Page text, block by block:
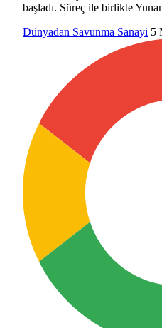
başladı. Süreç ile birlikte
Dünyadan Savunma Sanayi 5